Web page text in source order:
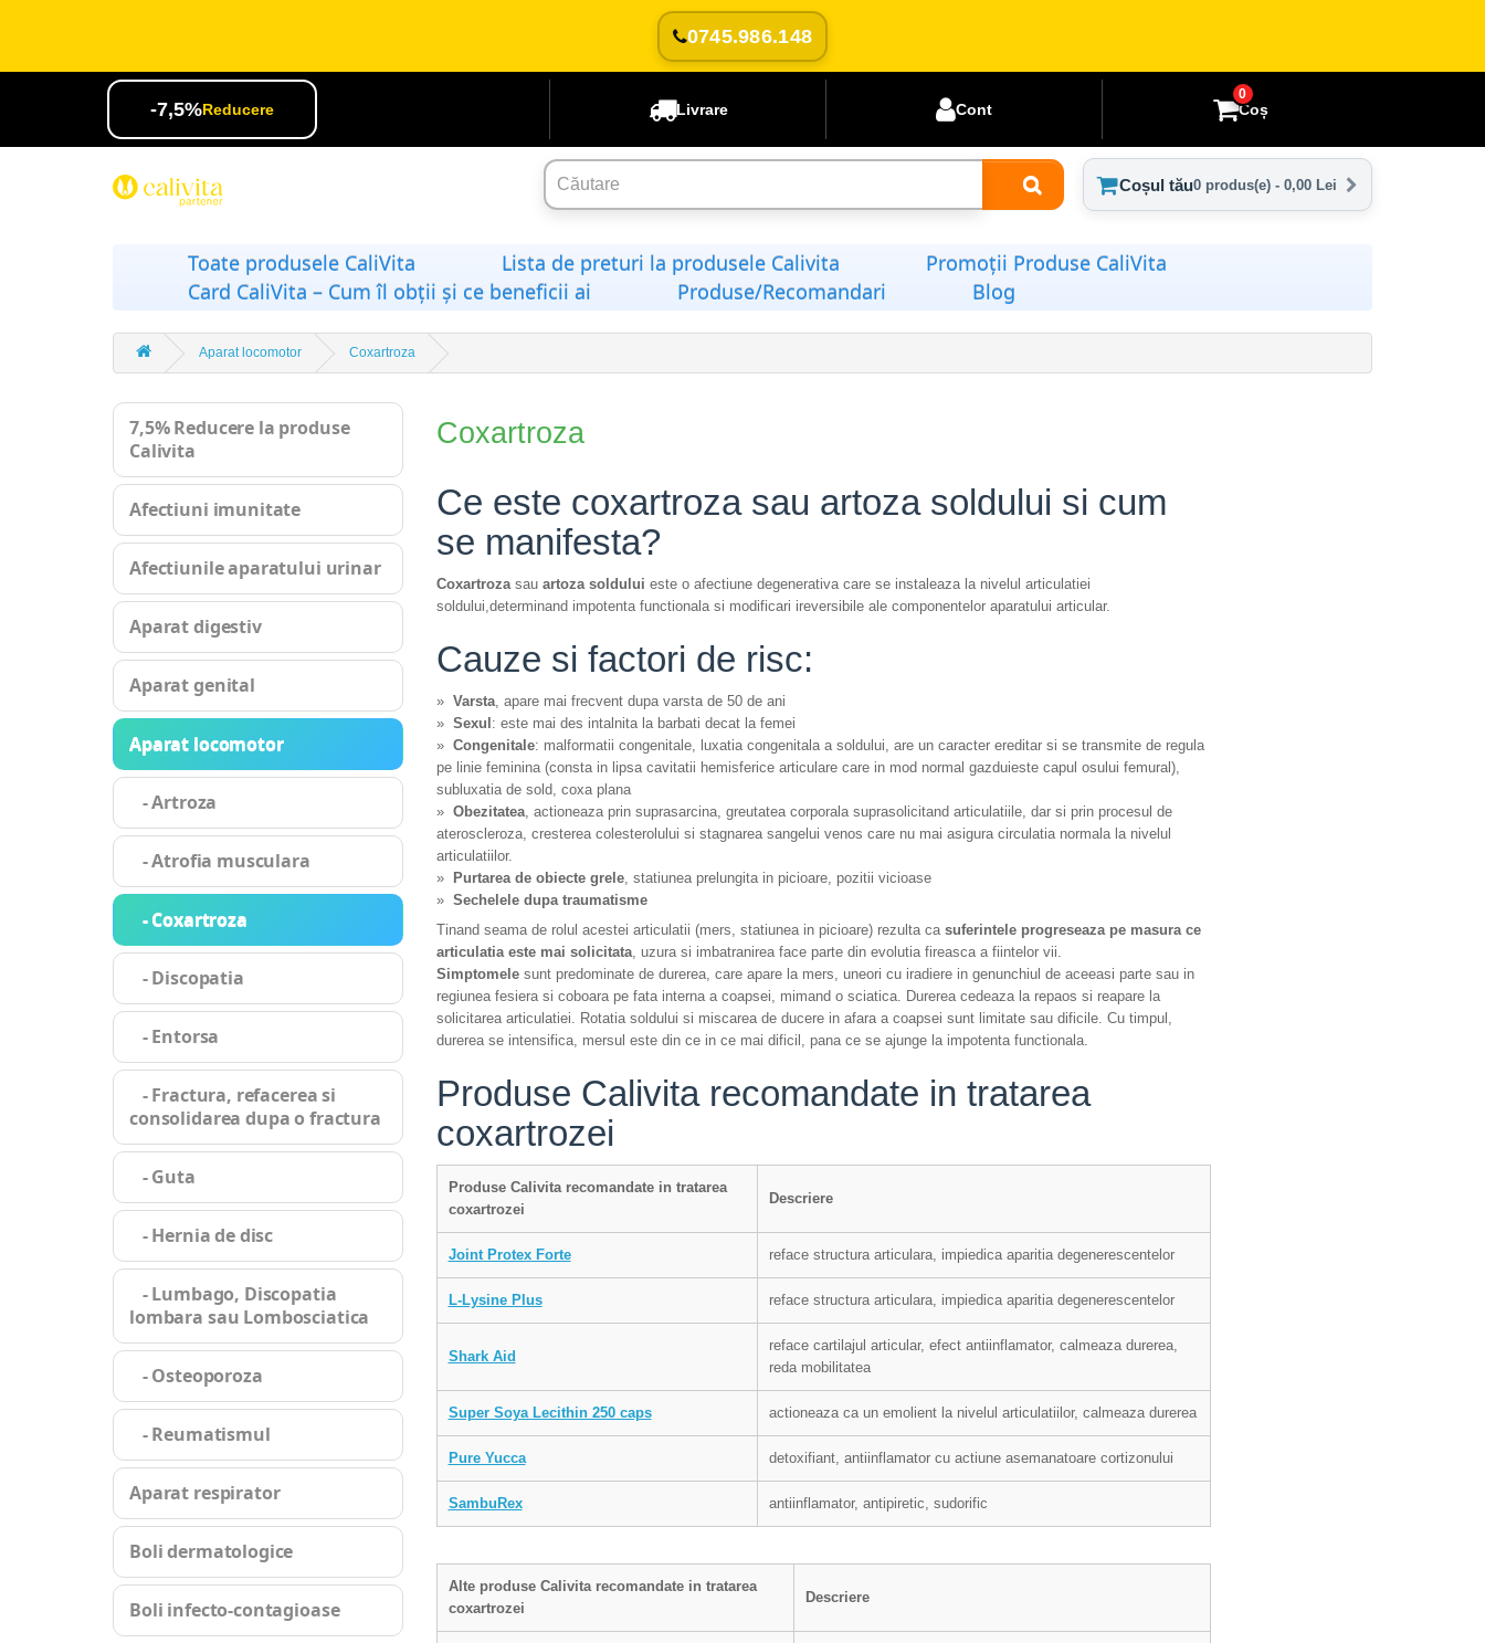
0745.986.148
-7,5%Reducere Livrare Cont
0
Coș
Coșul tău0 produs(e) - 0,00 Lei
Toate produsele CaliVita Lista de preturi la produsele Calivita
Promoții Produse CaliVita
Card CaliVita – Cum îl obții și ce beneficii ai
Produse/Recomandari Blog
Aparat locomotor Coxartroza
7,5% Reducere la produse
Calivita
Afectiuni imunitate
Afectiunile aparatului urinar
Aparat digestiv
Aparat genital
Aparat locomotor
- Artroza
- Atrofia musculara
- Coxartroza
- Discopatia
- Entorsa
- Fractura, refacerea si
consolidarea dupa o fractura
- Guta
- Hernia de disc
- Lumbago, Discopatia
lombara sau Lombosciatica
- Osteoporoza
- Reumatismul
Aparat respirator
Boli dermatologice
Boli infecto-contagioase
Coxartroza
Ce este coxartroza sau artoza soldului si cum
se manifesta?
Coxartrozasau artoza soldului este o afectiune degenerativa care se instaleaza la nivelul articulatiei
soldului,determinand impotenta functionala si modificari ireversibile ale componentelor aparatului articular.
Cauze si factori de risc:
» Varsta, apare mai frecvent dupa varsta de 50 de ani
» Sexul : este mai des intalnita la barbati decat la femei
» Congenitale: malformatii congenitale, luxatia congenitala a soldului, are un caracter ereditar si se transmite de regula
pe linie feminina (consta in lipsa cavitatii hemisferice articulare care in mod normal gazduieste capul osului femural),
subluxatia de sold, coxa plana
» Obezitatea, actioneaza prin suprasarcina, greutatea corporala suprasolicitand articulatiile, dar si prin procesul de
ateroscleroza, cresterea colesterolului si stagnarea sangelui venos care nu mai asigura circulatia normala la nivelul
articulatiilor.
»
Purtarea de obiecte grele, statiunea prelungita in picioare, pozitii vicioase
» Sechelele dupa traumatisme
Tinand seama de rolul acestei articulatii (mers, statiunea in picioare) rezulta ca suferintele progreseaza pe masura ce
articulatia este mai solicitata, uzura si imbatranirea face parte din evolutia fireasca a fiintelor vii.
Simptomelesunt predominate de durerea, care apare la mers, uneori cu iradiere in genunchiul de aceeasi parte sau in
regiunea fesiera si coboara pe fata interna a coapsei, mimand o sciatica. Durerea cedeaza la repaos si reapare la
solicitarea articulatiei. Rotatia soldului si miscarea de ducere in afara a coapsei sunt limitate sau dificile. Cu timpul,
durerea se intensifica, mersul este din ce in ce mai dificil, pana ce se ajunge la impotenta functionala.
Produse Calivita recomandate in tratarea
coxartrozei
Produse Calivita recomandate in tratarea
coxartrozei
Descriere
Joint Protex Forte reface structura articulara, impiedica aparitia degenerescentelor
L-Lysine Plus reface structura articulara, impiedica aparitia degenerescentelor
Shark Aid
reface cartilajul articular, efect antiinflamator, calmeaza durerea,
reda mobilitatea
Super Soya Lecithin 250 caps actioneaza ca un emolient la nivelul articulatiilor, calmeaza durerea
Pure Yucca detoxifiant, antiinflamator cu actiune asemanatoare cortizonului
SambuRex antiinflamator, antipiretic, sudorific
Alte produse Calivita recomandate in tratarea
coxartrozei
Descriere